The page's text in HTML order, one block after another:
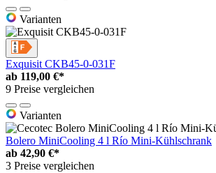
Varianten
Exquisit CKB45-0-031F
ab 119,00 €*
9 Preise vergleichen
Varianten
Bolero MiniCooling 4 l Río Mini-Kühlschrank
ab 42,90 €*
3 Preise vergleichen